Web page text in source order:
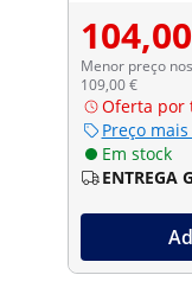
Menor preço
109,00 €
Oferta por
Preço
Em stock
ENTREGA